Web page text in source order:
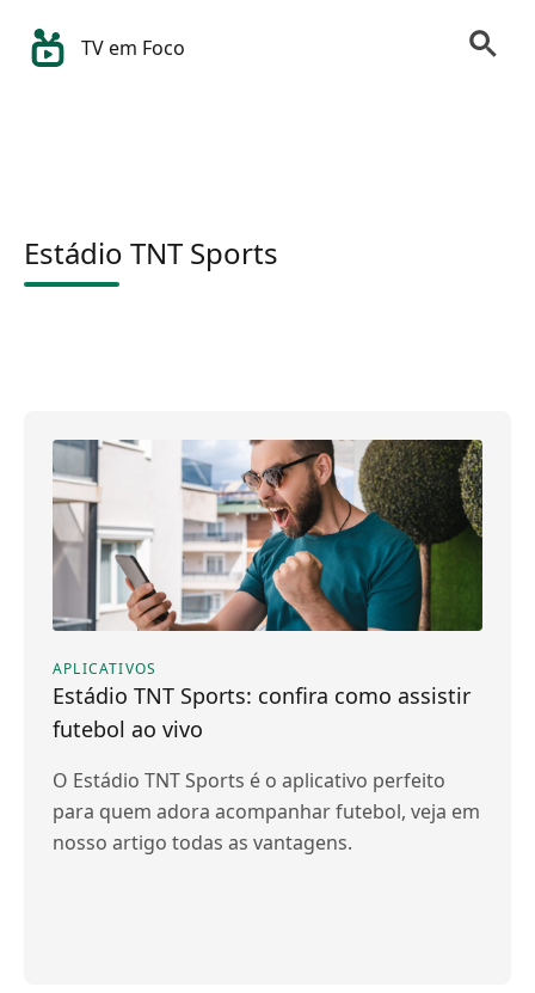
TV em Foco
Estádio TNT Sports
APLICATIVOS
Estádio TNT Sports: confira como assistir
futebol ao vivo
O Estádio TNT Sports é o aplicativo perfeito
para quem adora acompanhar futebol, veja em
nosso artigo todas as vantagens.